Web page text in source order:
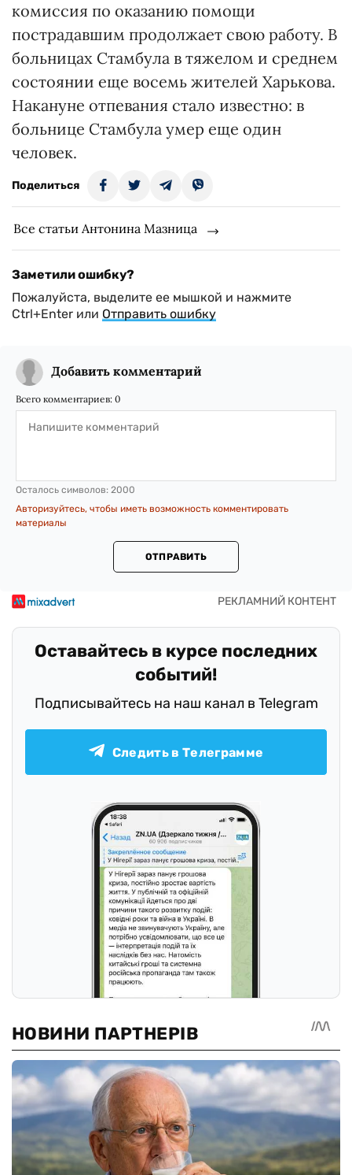
комиссия по оказанию помощи
пострадавшим продолжает свою работу. В
больницах Стамбула в тяжелом и среднем
состоянии еще восемь жителей Харькова.
Накануне отпевания стало известно: в
больнице Стамбула умер еще один
человек.
Поделиться
Все статьи Антонина Мазница
Заметили ошибку?
Пожалуйста, выделите ее мышкой и нажмите
Ctrl+Enter или Отправить ошибку
Добавить комментарий
Всего комментариев: 0
Осталось символов: 2000
Авторизуйтесь, чтобы иметь возможность комментировать
материалы
ОТПРАВИТЬ
Оставайтесь в курсе последних
событий!
Подписывайтесь на наш канал в Telegram
Следить в Телеграмме